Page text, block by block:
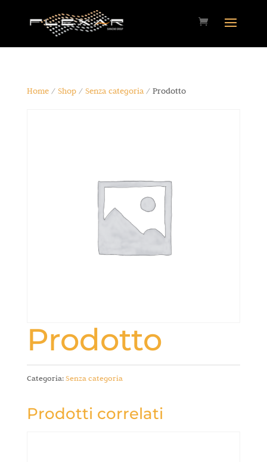
Home/ Shop/ Senza categoria/ Prodotto
Prodotto
Categoria:Senza categoria
Prodotti correlati